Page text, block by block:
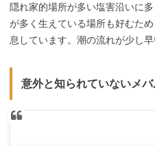
隠れ家的場所が多い塩害沿いに
が多く生えている場所も好むた
息しています。潮の流れが少し
意外と知られていないメ